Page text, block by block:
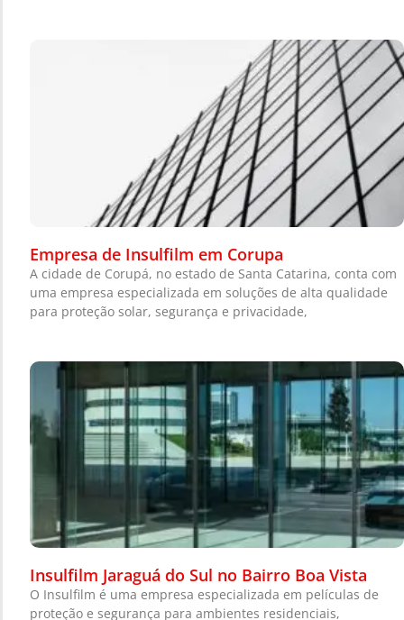
Empresa de Insulfilm em Corupa
A cidade de Corupá, no estado de Santa Catarina, conta com
uma empresa especializada em soluções de alta qualidade
para proteção solar, segurança e privacidade,
Insulfilm Jaraguá do Sul no Bairro Boa Vista
O Insulfilm é uma empresa especializada em películas de
proteção e segurança para ambientes residenciais,